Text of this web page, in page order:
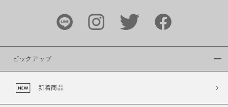
ピックアップ
新着商品